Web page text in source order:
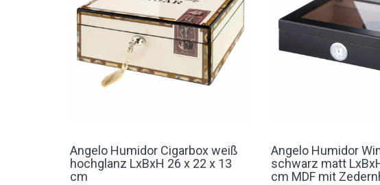
Angelo Humidor Cigarbox weiß
hochglanz LxBxH 26 x 22 x 13
cm
Angelo Humidor
schwarz matt
cm MDF mit